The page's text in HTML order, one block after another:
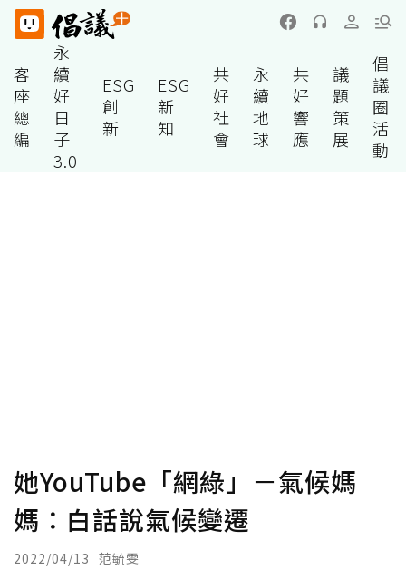
客
座
總
編
永
續
好
日
子
3.0
ESG
創
新
ESG
新
知
共
好
社
會
永
續
地
球
共
好
響
應
議
題
策
展
倡
議
圈
活
動
她YouTube「網綠」－氣候媽
媽：白話說氣候變遷
2022/04/13 范毓雯